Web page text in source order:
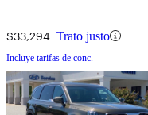
$33,294 Trato justo
Incluye tarifas de conc.